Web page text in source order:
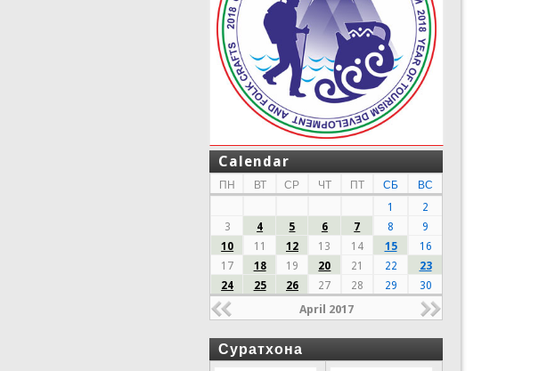
Calendar
ПН ВТ СР ЧТ ПТ СБ
ВС
1
2
3
4 5 6 7 8
9
10
11 12 13 14 15
16
17
18 19 20 21 22
23
24
25 26 27 28 29 30
April 2017
Суратхона